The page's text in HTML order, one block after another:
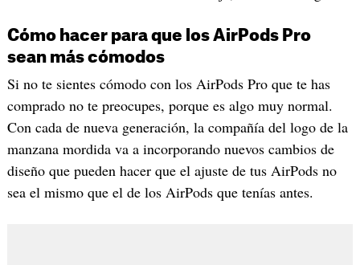
Cómo hacer para que los AirPods Pro
sean más cómodos
Si no te sientes cómodo con los AirPods Pro que te has
comprado no te preocupes, porque es algo muy normal.
Con cada de nueva generación, la compañía del logo de la
manzana mordida va a incorporando nuevos cambios de
diseño que pueden hacer que el ajuste de tus AirPods no
sea el mismo que el de los AirPods que tenías antes.